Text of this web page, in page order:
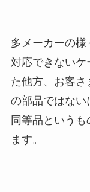
多メーカーの
対応できないケ
た他方、お客
の部品ではない
同等品という
ます。